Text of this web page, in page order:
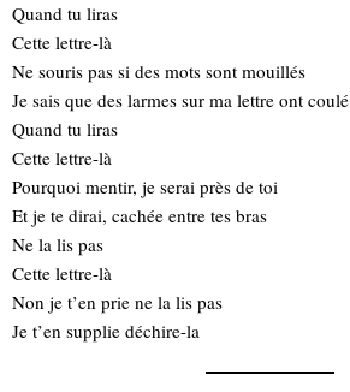
Quand tu liras
Cette lettre-là
Ne souris pas si des mots sont mouillés
Je sais que des larmes sur ma lettre ont coulé
Quand tu liras
Cette lettre-là
Pourquoi mentir, je serai près de toi
Et je te dirai, cachée entre tes bras
Ne la lis pas
Cette lettre-là
Non je t’en prie ne la lis pas
Je t’en supplie déchire-la